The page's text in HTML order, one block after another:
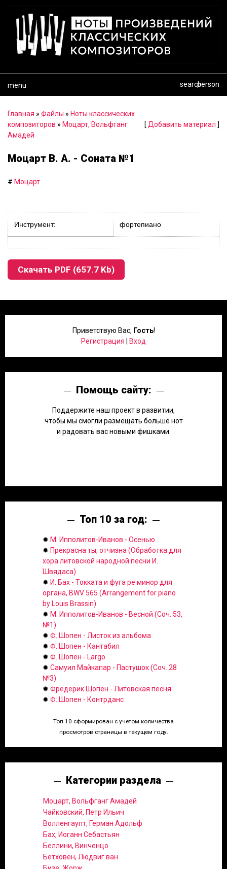
menu person
search
Главная » Файлы » Ноты классических
композиторов » Моцарт, Вольфганг
Амадей
[ Добавить материал ]
Моцарт В. А. - Соната №1
# Моцарт
Инструмент: фортепиано
Скачать PDF (657.7 Kb)
Приветствую Вас, Гость!
Регистрация
Вход
Помощь сайту:
Поддержите наш проект в развитии,
чтобы мы смогли размещать больше нот
и радовать вас новыми фишками.
Топ 10 за год:
✹ М. Ипполитов-Иванов - Осенью
✹ Прекрасна ты, отчизна (Обработка для
хора литовской народной песни И.
Швядаса)
✹ И. Бах - Токката и фуга ре минор для
органа, BWV 565 (Arrangement for piano
by Louis Brassin)
✹ М. Ипполитов-Иванов - Весной (Соч. 53,
№1)
✹ Ф. Шопен - Листок из альбома
✹ Ф. Шопен - Кантабил
✹ Ф. Шопен - Largo
✹ Самуил Майкапар - Пастушок (Соч. 28
№3)
✹ Фредерик Шопен - Литовская песня
✹ Ф. Шопен - Контрданс
Топ 10 сформирован с учетом количества
просмотров страницы в текущем году.
Категории раздела
Моцарт, Вольфганг Амадей
Чайковский, Петр Ильич
Волленгаупт, Герман Адольф
Бах, Иоганн Себастьян
Беллини, Винченцо
Бетховен, Людвиг ван